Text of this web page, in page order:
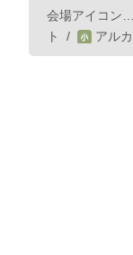
会場アイコン
ト
/ アル